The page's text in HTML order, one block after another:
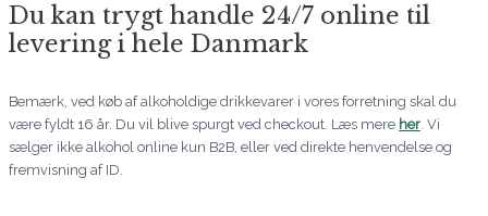
Du kan trygt handle 24/7 online til
levering i hele Danmark
Bemærk, ved køb af alkoholdige drikkevarer i vores forretning skal du
være fyldt 16 år. Du vil blive spurgt ved checkout. Læs mere her. Vi
sælger ikke alkohol online kun B2B, eller ved direkte henvendelse og
fremvisning af ID.